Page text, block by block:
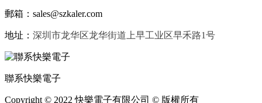
郵箱：sales@szkaler.com
地址： 深圳市龙华区龙华街道上早工业区早禾路1号
聯系快樂電子
Copyright © 2022 快樂電子有限公司 © 版權所有